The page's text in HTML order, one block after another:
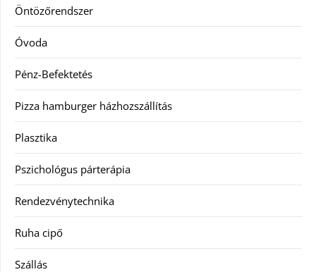
Öntözőrendszer
Óvoda
Pénz-Befektetés
Pizza hamburger házhozszállítás
Plasztika
Pszichológus párterápia
Rendezvénytechnika
Ruha cipő
Szállás